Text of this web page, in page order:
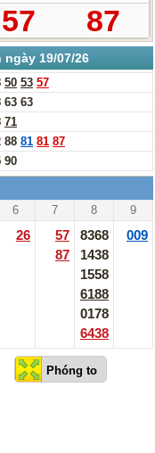
57 87
19/07/26
50 53 57
63 63
71
88 81 81 87
90
6 7 8 9
26
57
87
8368
1438
1558
6188
0178
6438
009